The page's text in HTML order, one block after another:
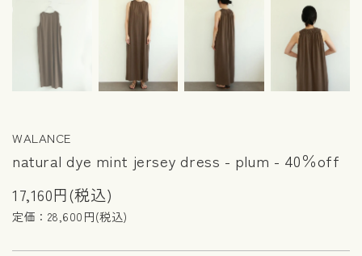
WALANCE
natural dye mint jersey dress - plum - 40％off
17,160円(税込)
定価：28,600円(税込)